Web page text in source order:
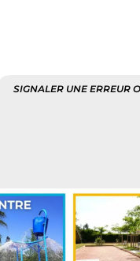
SIGNALER UNE ERREUR